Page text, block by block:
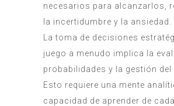
necesarios para alcanzarlos,
la incertidumbre y la ansiedad.
La toma de decisiones
juego a menudo implica la
probabilidades y la gestión del
Esto requiere una mente
capacidad de aprender de cada